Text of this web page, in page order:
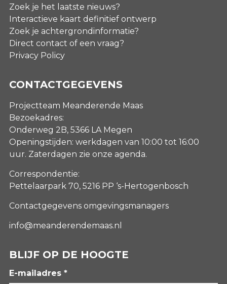
Zoek je het laatste nieuws?
Interactieve kaart definitief ontwerp
Zoek je achtergrondinformatie?
Direct contact of een vraag?
Privacy Policy
CONTACTGEGEVENS
Projectteam Meanderende Maas
Bezoekadres:
Onderweg 2B, 5366 LA Megen
Openingstijden: werkdagen van 10:00 tot 16:00
uur. Zaterdagen zie onze agenda.
Correspondentie:
Pettelaarpark 70, 5216 PP ‘s-Hertogenbosch
Contactgegevens omgevingsmanagers
info@meanderendemaas.nl
BLIJF OP DE HOOGTE
E-mailadres *